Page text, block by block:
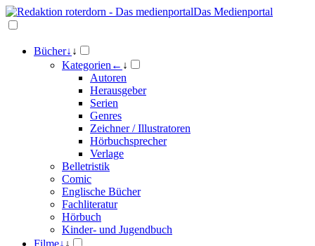
Das Medienportal
Bücher↓ ↓
Kategorien ← ↓
Autoren
Herausgeber
Serien
Genres
Zeichner / Illustratoren
Hörbuchsprecher
Verlage
Belletristik
Comic
Englische Bücher
Fachliteratur
Hörbuch
Kinder- und Jugendbuch
Filme↓ ↓